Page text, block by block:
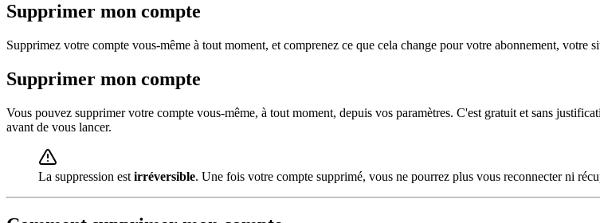
Supprimer mon compte
Supprimez votre compte vous-même à tout moment, et comprenez ce que cela change pour votre abonnement, votre
Supprimer mon compte
Vous pouvez supprimer votre compte vous-même, à tout moment, depuis vos paramètres. C'est gratuit et sans
avant de vous lancer.
La suppression est irréversible. Une fois votre compte supprimé, vous ne pourrez plus vous reconnecter ni